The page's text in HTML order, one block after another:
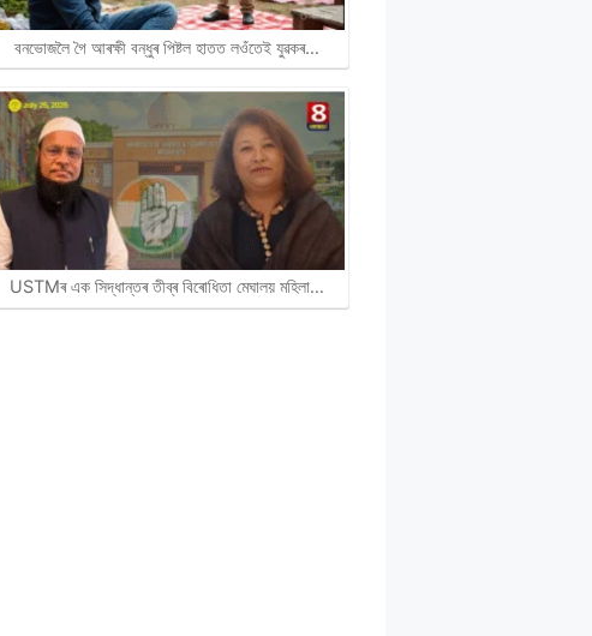
বনভোজলৈ গৈ আৰক্ষী বন্ধুৰ পিষ্টল হাতত লওঁতেই যুৱকৰ…
USTMৰ এক সিদ্ধান্তৰ তীব্ৰ বিৰোধিতা মেঘালয় মহিলা…